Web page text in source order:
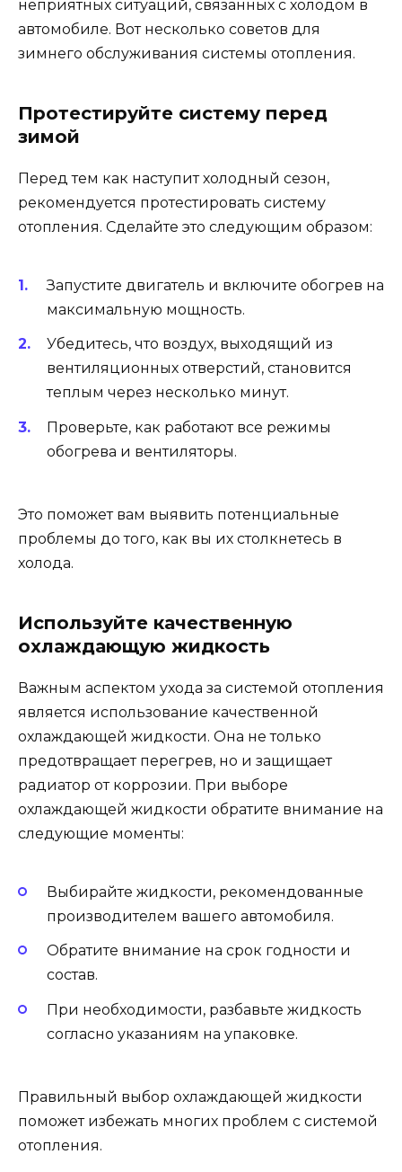
неприятных ситуаций, связанных с холодом в
автомобиле. Вот несколько советов для
зимнего обслуживания системы отопления.
Протестируйте систему перед
зимой
Перед тем как наступит холодный сезон,
рекомендуется протестировать систему
отопления. Сделайте это следующим образом:
Запустите двигатель и включите обогрев на
максимальную мощность.
Убедитесь, что воздух, выходящий из
вентиляционных отверстий, становится
теплым через несколько минут.
Проверьте, как работают все режимы
обогрева и вентиляторы.
Это поможет вам выявить потенциальные
проблемы до того, как вы их столкнетесь в
холода.
Используйте качественную
охлаждающую жидкость
Важным аспектом ухода за системой отопления
является использование качественной
охлаждающей жидкости. Она не только
предотвращает перегрев, но и защищает
радиатор от коррозии. При выборе
охлаждающей жидкости обратите внимание на
следующие моменты:
Выбирайте жидкости, рекомендованные
производителем вашего автомобиля.
Обратите внимание на срок годности и
состав.
При необходимости, разбавьте жидкость
согласно указаниям на упаковке.
Правильный выбор охлаждающей жидкости
поможет избежать многих проблем с системой
отопления.